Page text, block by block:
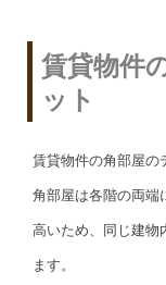
賃貸物件
ット
賃貸物件の角部屋の
角部屋は各階の両端
高いため、同じ建物
ます。